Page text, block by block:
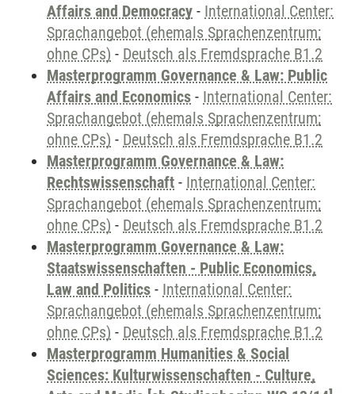
Affairs and Democracy - International Center:
Sprachangebot (ehemals Sprachenzentrum;
ohne CPs) - Deutsch als Fremdsprache B1.2
Masterprogramm Governance & Law: Public
Affairs and Economics - International Center:
Sprachangebot (ehemals Sprachenzentrum;
ohne CPs) - Deutsch als Fremdsprache B1.2
Masterprogramm Governance & Law:
Rechtswissenschaft - International Center:
Sprachangebot (ehemals Sprachenzentrum;
ohne CPs) - Deutsch als Fremdsprache B1.2
Masterprogramm Governance & Law:
Staatswissenschaften - Public Economics,
Law and Politics - International Center:
Sprachangebot (ehemals Sprachenzentrum;
ohne CPs) - Deutsch als Fremdsprache B1.2
Masterprogramm Humanities & Social
Sciences: Kulturwissenschaften - Culture,